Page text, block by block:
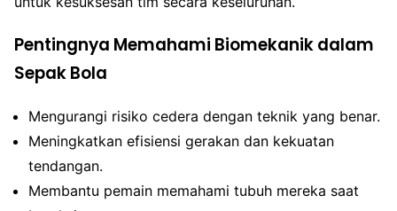
Pentingnya Memahami Biomekanik dalam
Sepak Bola
Mengurangi risiko cedera dengan teknik yang benar.
Meningkatkan efisiensi gerakan dan kekuatan
tendangan.
Membantu pemain memahami tubuh mereka saat